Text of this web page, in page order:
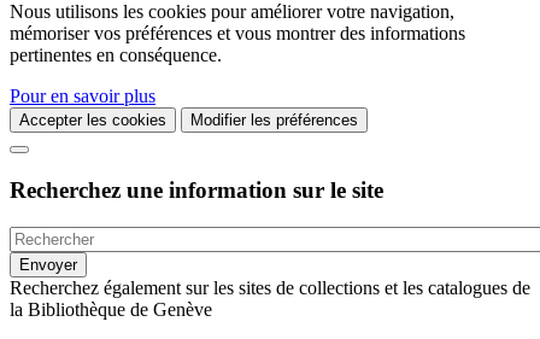
Nous utilisons les cookies pour améliorer votre navigation,
mémoriser vos préférences et vous montrer des informations
pertinentes en conséquence.
Pour en savoir plus
Accepter les cookies Modifier les préférences
Recherchez une information sur le site
Recherchez également sur les sites de collections et les catalogues de
la Bibliothèque de Genève